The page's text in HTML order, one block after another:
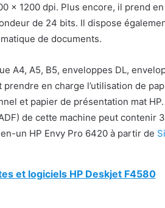
x 1200 dpi. Plus encore, il prend
de 24 bits. Il dispose
de documents.
A4, A5, B5, enveloppes DL,
en charge l’utilisation de
et papier de présentation mat
de cette machine peut contenir
un HP Envy Pro 6420 à partir de
et logiciels HP Deskjet F4580